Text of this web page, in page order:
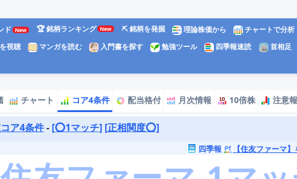
ド 🏆 銘柄ランキング ⛏️ 銘柄を発掘 理論株価から
チャートで分析
視聴 マンガを読む 入門書を探す 勉強ツール 四季報速読
首相足
チャート コア4条件 配当格付 月次情報 10倍株 注意
ア4条件- [⭕️1マッチ] [正相関度⭕️]
四季報 【住友ファーマ